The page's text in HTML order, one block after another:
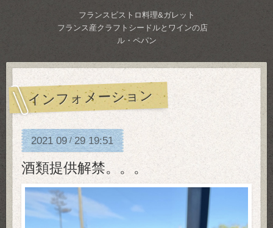
フランスビストロ料理&ガレット
フランス産クラフトシードルとワインの店
ル・ペパン
インフォメーション
2021 09/29 19:51
酒類提供解禁。。。